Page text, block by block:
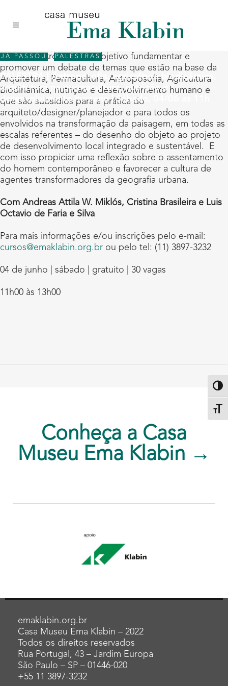
conteúdo
navegação
site
JÁ PASSOU , PALESTRAS
PALESTRA | Antroposofia, agricultura biodinâmica,
arquitetura na permacultura, nutrição e
desenvolvimento humano | Sábado, 04/06 às 11h
Este encontro tem por objetivo fundamentar e
promover um debate de temas que estão na base da
Arquitetura, Permacultura, Antroposofia, Agricultura
Biodinâmica, nutrição e desenvolvimento humano e
que são subsídios para a prática do
arquiteto/designer/planejador e para todos os
envolvidos na transformação da paisagem, em todas as
escalas referentes – do desenho do objeto ao projeto
de desenvolvimento local integrado e sustentável. E
com isso propiciar uma reflexão sobre o assentamento
do homem contemporâneo e favorecer a cultura de
agentes transformadores da geografia urbana.
Com Andreas Attila W. Miklós, Cristina Brasileira e Luis
Octavio de Faria e Silva
Para mais informações e/ou inscrições pelo e-mail:
cursos@emaklabin.org.br ou pelo tel: (11) 3897-3232
04 de junho | sábado | gratuito | 30 vagas
11h00 às 13h00
Conheça a Casa
Museu Ema Klabin →
emaklabin.org.br
Casa Museu Ema Klabin – 2022
Todos os direitos reservados
Rua Portugal, 43 – Jardim Europa
São Paulo – SP – 01446-020
+55 11 3897-3232